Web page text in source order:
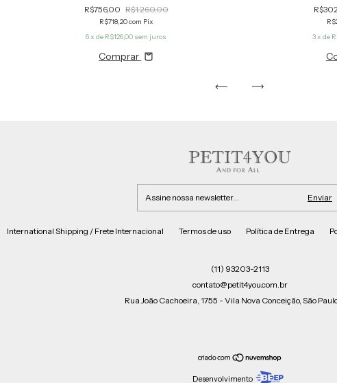
R$756,00 R$1.260,00
R$718,20com Pix
6x de R$126,00 sem juros
Comprar
3 x de
International Shipping / Frete Internacional Termos de uso Política de Entrega
(11) 93203-2113
contato@petit4you.com.br
Rua João Cachoeira, 1755 - Vila Nova Conceição, São
Desenvolvimento